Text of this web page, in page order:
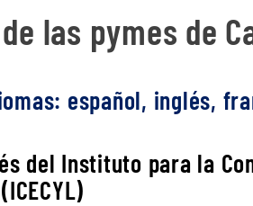
las pymes de
español, inglés,
del Instituto para la